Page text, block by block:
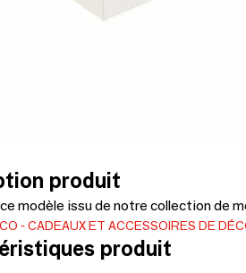
produit
modèle issu de notre collection de
CADEAUX ET ACCESSOIRES DE
produit